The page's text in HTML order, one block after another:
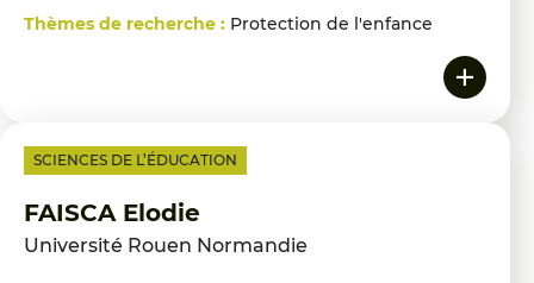
Thèmes de recherche : Protection de l'enfance
SCIENCES DE L’ÉDUCATION
FAISCA Elodie
Université Rouen Normandie